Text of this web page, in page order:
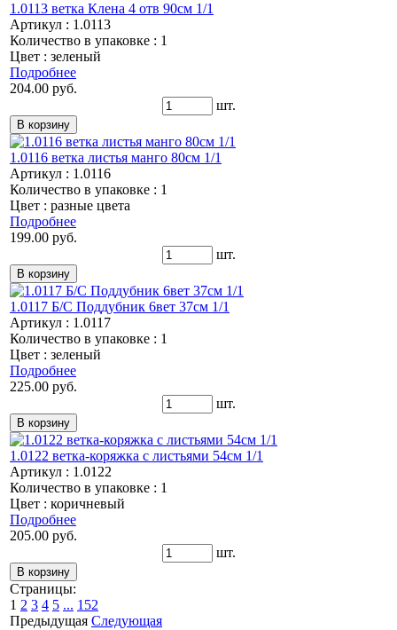
1.0113 ветка Клена 4 отв 90см 1/1
Артикул : 1.0113
Количество в упаковке : 1
Цвет : зеленый
Подробнее
204.00 руб.
шт.
1.0116 ветка листья манго 80см 1/1
Артикул : 1.0116
Количество в упаковке : 1
Цвет : разные цвета
Подробнее
199.00 руб.
шт.
1.0117 Б/С Поддубник 6вет 37см 1/1
Артикул : 1.0117
Количество в упаковке : 1
Цвет : зеленый
Подробнее
225.00 руб.
шт.
1.0122 ветка-коряжка с листьями 54см 1/1
Артикул : 1.0122
Количество в упаковке : 1
Цвет : коричневый
Подробнее
205.00 руб.
шт.
Страницы:
1 2 3 4 5 ... 152
Предыдущая Следующая